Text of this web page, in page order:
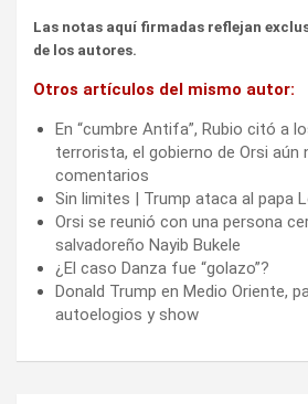
Las notas aquí firmadas reflejan
de los autores.
Otros artículos del mismo autor:
En “cumbre Antifa”, Rubio citó a
terrorista, el gobierno de Orsi aún
comentarios
Sin limites | Trump ataca al papa
Orsi se reunió con una persona
salvadoreño Nayib Bukele
¿El caso Danza fue “golazo”?
Donald Trump en Medio Oriente,
autoelogios y show